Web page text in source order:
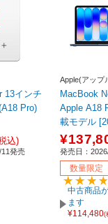
13インチ
Pro)
込)
発売
Apple(アップ
MacBook Neo 13
Apple A18
載モデル
ル/SSD
GB/6コア
PU] インデ
J/A 【
発売日：
数量限定
中古商品
ます
¥114,480(